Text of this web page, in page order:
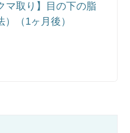
マ取り】目の下の脂
（1ヶ月後）